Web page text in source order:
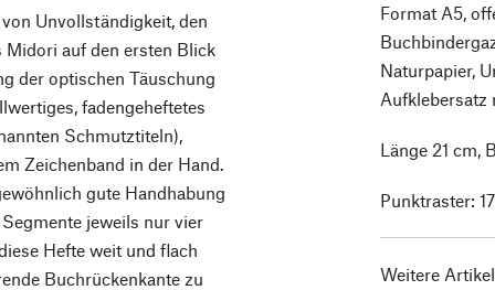
Unvollständigkeit, den
Midori auf den ersten Blick
der optischen Täuschung
fadengeheftetes
Schmutztiteln),
Zeichenband in der Hand.
gute Handhabung
jeweils nur vier
Hefte weit und flach
Buchrückenkante zu
Format A5,
Naturpapier,
Aufklebersatz
Länge 21 cm,
Punktraster:
Weitere